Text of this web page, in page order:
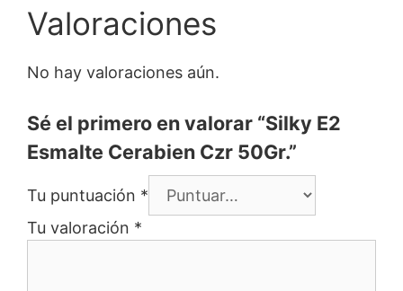
Valoraciones
No hay valoraciones aún.
Sé el primero en valorar “Silky E2
Esmalte Cerabien Czr 50Gr.”
Tu puntuación *
Tu valoración *